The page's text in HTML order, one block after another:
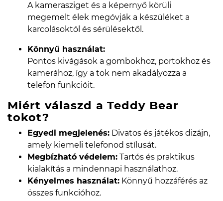
A kamerasziget és a képernyő körüli
megemelt élek megóvják a készüléket a
karcolásoktól és sérülésektől.
Könnyű használat:
Pontos kivágások a gombokhoz, portokhoz és
kamerához, így a tok nem akadályozza a
telefon funkcióit.
Miért válaszd a Teddy Bear
tokot?
Egyedi megjelenés: Divatos és játékos dizájn,
amely kiemeli telefonod stílusát.
Megbízható védelem: Tartós és praktikus
kialakítás a mindennapi használathoz.
Kényelmes használat: Könnyű hozzáférés az
összes funkcióhoz.